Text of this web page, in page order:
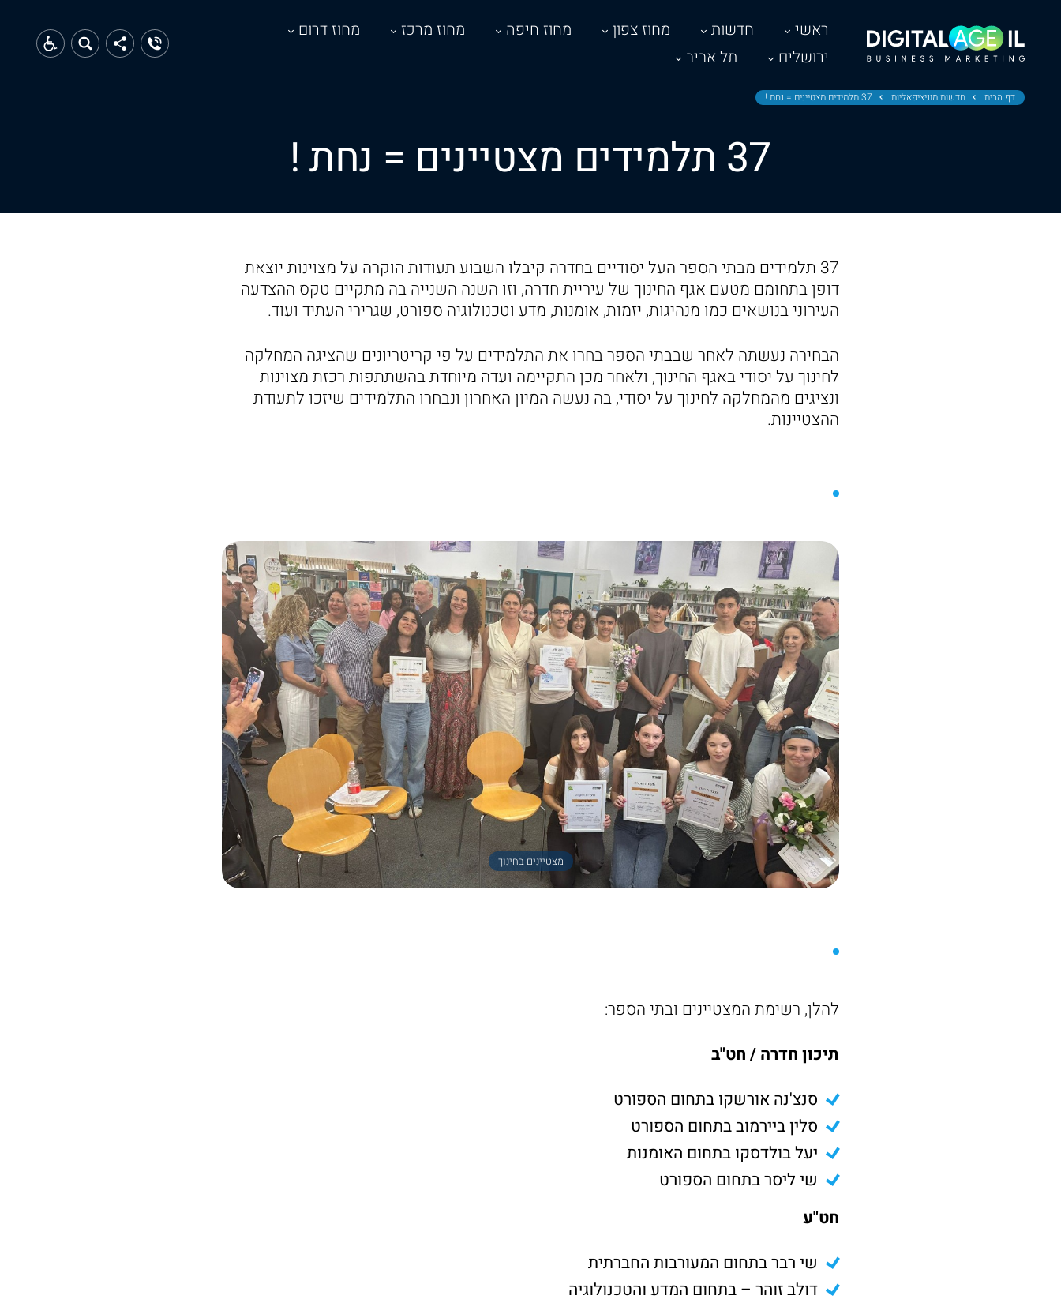
ראשי חדשות מחוז צפון מחוז חיפה מחוז מרכז
מחוז דרום
ירושלים
תל אביב
דף הבית חדשות מוניציפאליות 37 תלמידים מצטיינים = נחת !
37 תלמידים מצטיינים = נחת !
37 תלמידים מבתי הספר העל יסודיים בחדרה קיבלו השבוע תעודות הוקרה על מצוינות יוצאת
דופן בתחומם מטעם אגף החינוך של עיריית חדרה, וזו השנה השנייה בה מתקיים טקס ההצדעה
העירוני בנושאים כמו מנהיגות, יזמות, אומנות, מדע וטכנולוגיה ספורט, שגרירי העתיד ועוד.
הבחירה נעשתה לאחר שבבתי הספר בחרו את התלמידים על פי קריטריונים שהציגה המחלקה
לחינוך על יסודי באגף החינוך, ולאחר מכן התקיימה ועדה מיוחדת בהשתתפות רכזת מצוינות
ונציגים מהמחלקה לחינוך על יסודי, בה נעשה המיון האחרון ונבחרו התלמידים שיזכו לתעודת
ההצטיינות.
מצטיינים בחינוך
להלן, רשימת המצטיינים ובתי הספר:
תיכון חדרה /חט"ב
סנצ'נה אורשקו בתחום הספורט
סלין ביירמוב בתחום הספורט
יעל בולדסקו בתחום האומנות
שי ליסר בתחום הספורט
חט"ע
שי רבר בתחום המעורבות החברתית
דולב זוהר – בתחום המדע והטכנולוגיה